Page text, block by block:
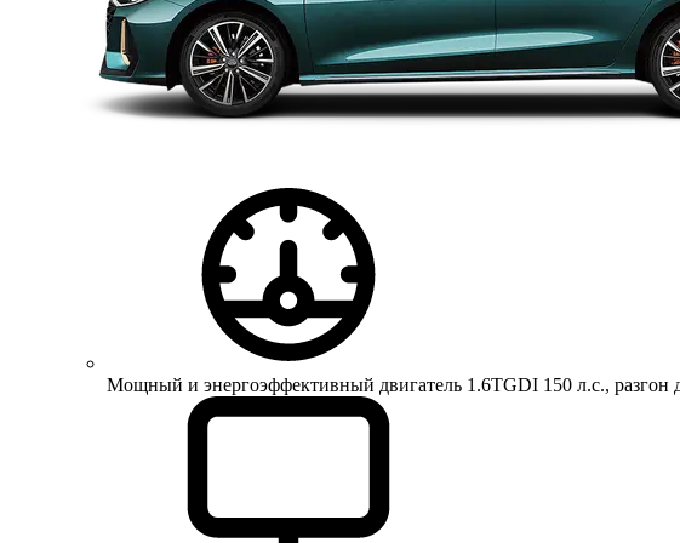
Мощный и энергоэффективный двигатель 1.6TGDI 150 л.с., разгон